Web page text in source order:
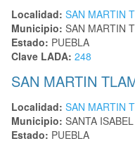
Localidad: SAN MARTIN
Municipio: SAN MARTIN
Estado: PUEBLA
Clave LADA: 248
SAN MARTIN
Localidad: SAN MARTIN
Municipio: SANTA
Estado: PUEBLA